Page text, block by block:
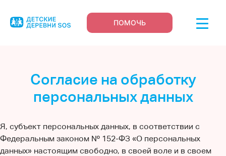
ПОМОЧЬ
Согласие на обработку
персональных данных
Я, субъект персональных данных, в соответствии с
Федеральным законом № 152-ФЗ «О персональных
данных» настоящим свободно, в своей воле и в своем